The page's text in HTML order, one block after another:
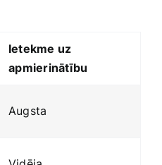
Ietekme uz
⁤apmierinātību
Augsta